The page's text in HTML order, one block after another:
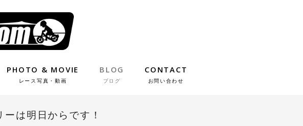
PHOTO & MOVIE
レース写真・動画
BLOG
ブログ
CONTACT
お問い合わせ
は明日からです！